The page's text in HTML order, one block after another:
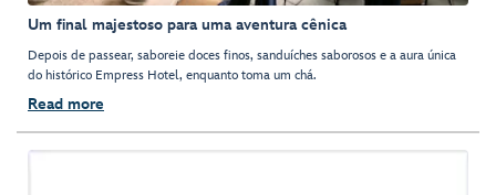
Um final majestoso para uma aventura cênica
Depois de passear, saboreie doces finos, sanduíches saborosos e a aura única
do histórico Empress Hotel, enquanto toma um chá.
Read more